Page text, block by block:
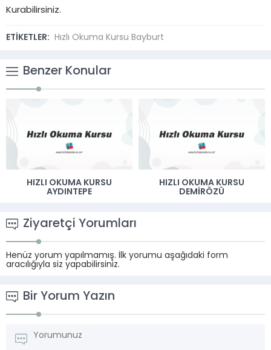
Kurabilirsiniz.
ETİKETLER: Hızlı Okuma Kursu Bayburt
Benzer Konular
HIZLI OKUMA KURSU
AYDINTEPE
HIZLI OKUMA KURSU
DEMIRÖZÜ
Ziyaretçi Yorumları
Henüz yorum yapılmamış. İlk yorumu aşağıdaki form
aracılığıyla siz yapabilirsiniz.
Bir Yorum Yazın